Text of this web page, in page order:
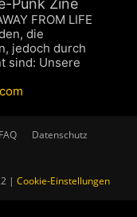
FROM LIFE
die
jedoch durch
sind: Unsere
FAQ
Datenschutz
| Cookie-Einstellungen